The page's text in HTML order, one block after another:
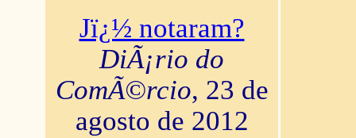
Jï¿½ notaram?
DiÃ¡rio do
ComÃ©rcio, 23 de
agosto de 2012